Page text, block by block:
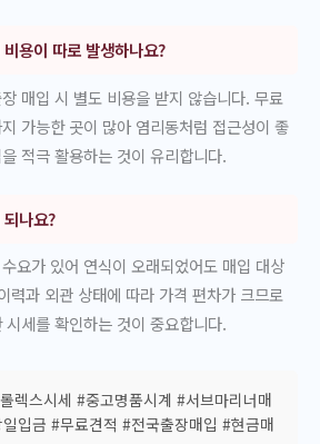
용이 따로 발생하나요?
매입 시 별도 비용을 받지 않습니다. 무료
가능한 곳이 많아 염리동처럼 접근성이 좋
적극 활용하는 것이 유리합니다.
나요?
요가 있어 연식이 오래되었어도 매입 대상
력과 외관 상태에 따라 가격 편차가 크므로
세를 확인하는 것이 중요합니다.
렉스시세 #중고명품시계 #서브마리너매
입금 #무료견적 #전국출장매입 #현금매